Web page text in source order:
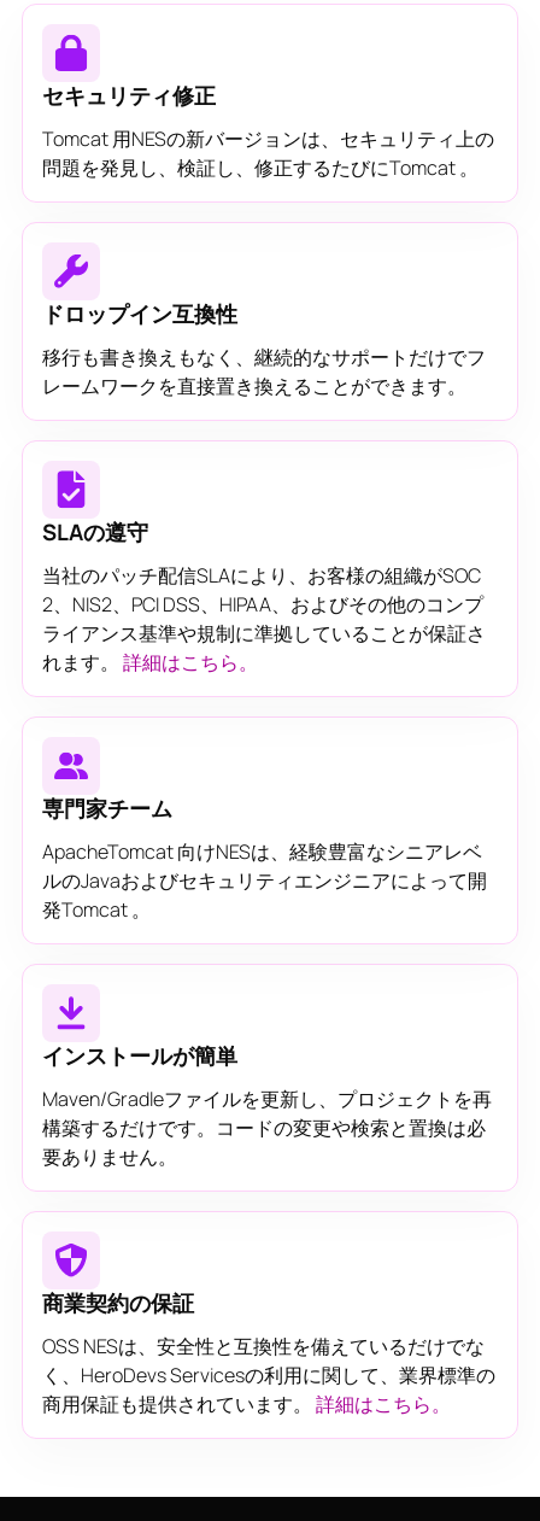
セキュリティ修正
Tomcat 用NESの新バージョンは、セキュリティ上の
問題を発見し、検証し、修正するたびにTomcat 。
ドロップイン互換性
移行も書き換えもなく、継続的なサポートだけでフ
レームワークを直接置き換えることができます。
SLAの遵守
当社のパッチ配信SLAにより、お客様の組織がSOC
2、NIS2、PCI DSS、HIPAA、およびその他のコンプ
ライアンス基準や規制に準拠していることが保証さ
れます。 詳細はこちら。
専門家チーム
ApacheTomcat 向けNESは、経験豊富なシニアレベ
ルのJavaおよびセキュリティエンジニアによって開
発Tomcat 。
インストールが簡単
Maven/Gradleファイルを更新し、プロジェクトを再
構築するだけです。コードの変更や検索と置換は必
要ありません。
商業契約の保証
OSS NESは、安全性と互換性を備えているだけでな
く、HeroDevs Servicesの利用に関して、業界標準の
商用保証も提供されています。 詳細はこちら。